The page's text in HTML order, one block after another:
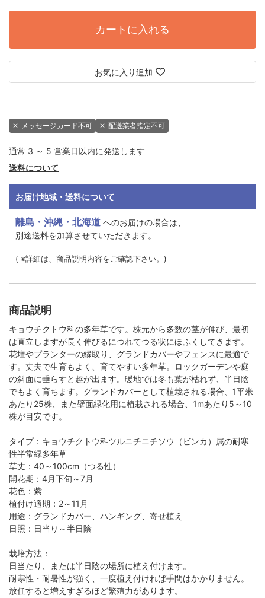
カートに入れる
お気に入り追加
✕ メッセージカード不可 ✕ 配送業者指定不可
通常 3 ～ 5 営業日以内に発送します
送料について
お届け地域・送料について
離島・沖縄・北海道 へのお届けの場合は、
別途送料を加算させていただきます。
( ※詳細は、商品説明内容をご確認下さい。)
商品説明
キョウチクトウ科の多年草です。株元から多数の茎が伸び、最初
は直立しますが長く伸びるにつれてつる状にほふくしてきます。
花壇やプランターの縁取り、グランドカバーやフェンスに最適で
す。丈夫で生育もよく、育てやすい多年草。ロックガーデンや庭
の斜面に垂らすと趣が出ます。暖地では冬も葉が枯れず、半日陰
でもよく育ちます。グランドカバーとして植栽される場合、1平米
あたり25株、また壁面緑化用に植栽される場合、1mあたり5～10
株が目安です。
タイプ：キョウチクトウ科ツルニチニチソウ（ビンカ）属の耐寒
性半常緑多年草
草丈：40～100cm（つる性）
開花期：4月下旬～7月
花色：紫
植付け適期：2～11月
用途：グランドカバー、ハンギング、寄せ植え
日照：日当り～半日陰
栽培方法：
日当たり、または半日陰の場所に植え付けます。
耐寒性・耐暑性が強く、一度植え付ければ手間はかかりません。
放任すると増えすぎるほど繁殖力があります。